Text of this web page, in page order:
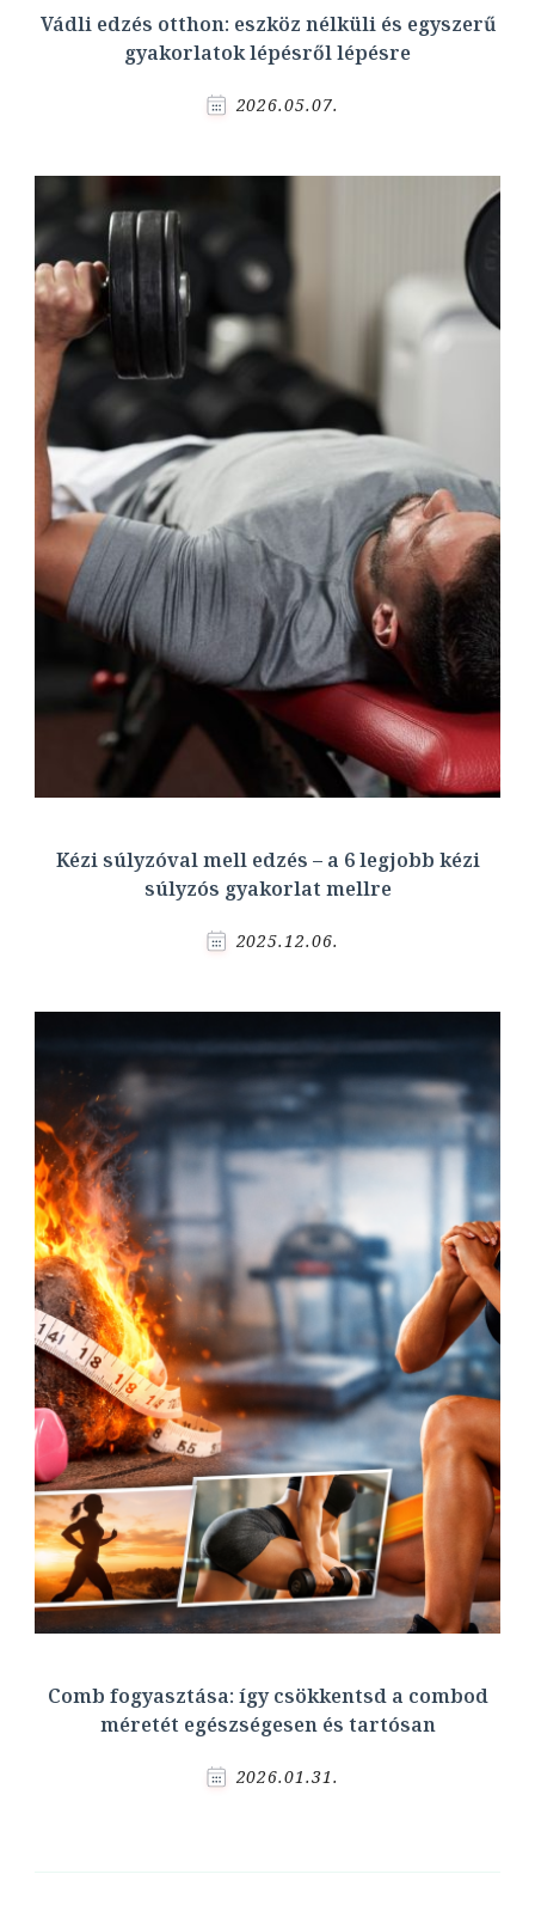
Vádli edzés otthon: eszköz nélküli és egyszerű
gyakorlatok lépésről lépésre
2026.05.07.
Kézi súlyzóval mell edzés – a 6 legjobb kézi
súlyzós gyakorlat mellre
2025.12.06.
Comb fogyasztása: így csökkentsd a combod
méretét egészségesen és tartósan
2026.01.31.